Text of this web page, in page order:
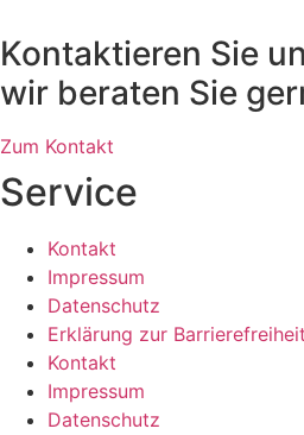
Kontaktieren Sie
wir beraten Sie
Zum Kontakt
Service
Kontakt
Impressum
Datenschutz
Erklärung zur Barrierefreiheit
Kontakt
Impressum
Datenschutz